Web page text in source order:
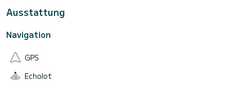
Ausstattung
Navigation
GPS
Echolot